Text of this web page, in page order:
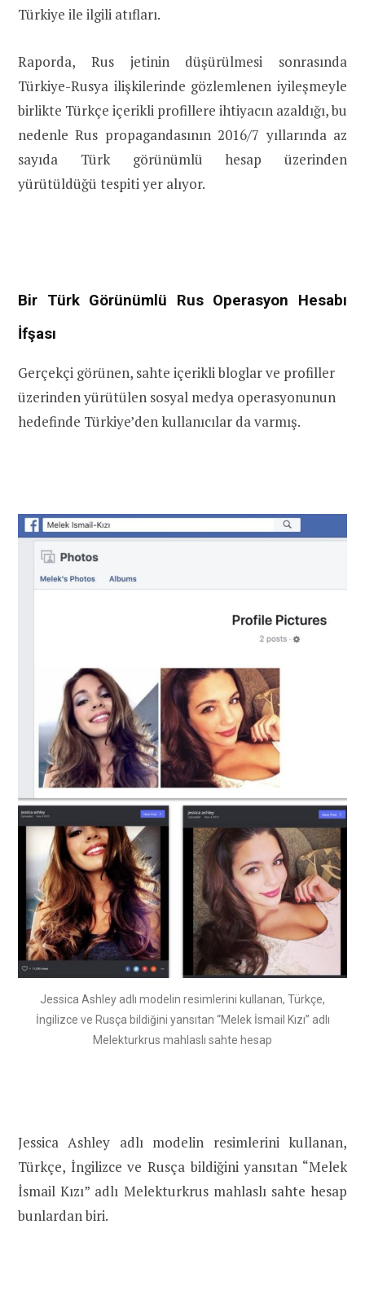
Türkiye ile ilgili atıfları.
Raporda, Rus jetinin düşürülmesi sonrasında
Türkiye-Rusya ilişkilerinde gözlemlenen iyileşmeyle
birlikte Türkçe içerikli profillere ihtiyacın azaldığı, bu
nedenle Rus propagandasının 2016/7 yıllarında az
sayıda Türk görünümlü hesap üzerinden
yürütüldüğü tespiti yer alıyor.
Bir Türk Görünümlü Rus Operasyon Hesabı
İfşası
Gerçekçi görünen, sahte içerikli bloglar ve profiller
üzerinden yürütülen sosyal medya operasyonunun
hedefinde Türkiye’den kullanıcılar da varmış.
Jessica Ashley adlı modelin resimlerini kullanan, Türkçe,
İngilizce ve Rusça bildiğini yansıtan “Melek İsmail Kızı” adlı
Melekturkrus mahlaslı sahte hesap
Jessica Ashley adlı modelin resimlerini kullanan,
Türkçe, İngilizce ve Rusça bildiğini yansıtan “Melek
İsmail Kızı” adlı Melekturkrus mahlaslı sahte hesap
bunlardan biri.